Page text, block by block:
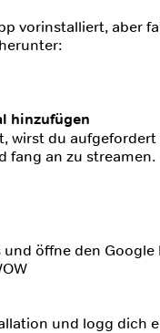
vorinstalliert, aber
hinzufügen
wirst du
fang an zu streamen.
öffne den Google
und logg dich